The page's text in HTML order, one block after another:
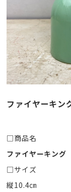
ファイヤーキン
□商品名
ファイヤーキン
□サイズ
縦10.4㎝